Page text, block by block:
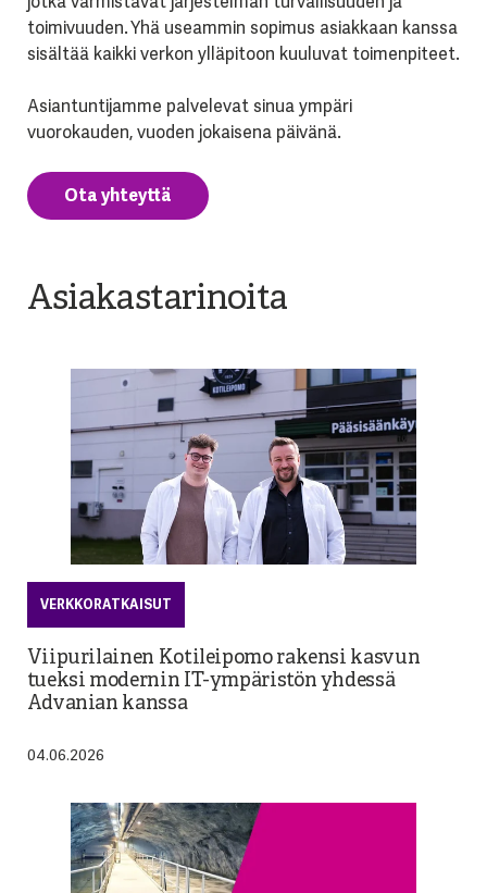
toimivuuden. Yhä useammin sopimus asiakkaan kanssa
sisältää kaikki verkon ylläpitoon kuuluvat toimenpiteet.
Asiantuntijamme palvelevat sinua ympäri
vuorokauden, vuoden jokaisena päivänä.
Ota yhteyttä
Asiakastarinoita
VERKKORATKAISUT
Viipurilainen Kotileipomo rakensi kasvun
tueksi modernin IT-ympäristön yhdessä
Advanian kanssa
04.06.2026